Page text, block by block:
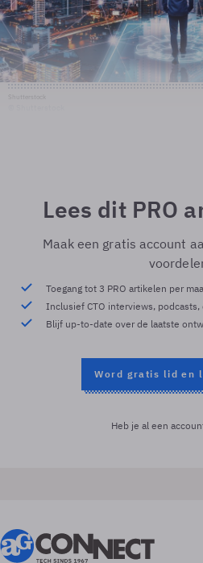
Lees dit PRO
Maak een gratis account
Toegang tot 3 PRO artikelen per
Inclusief CTO interviews,
Blijf up-to-date over de laatste
Word gratis lid en
Heb je al een